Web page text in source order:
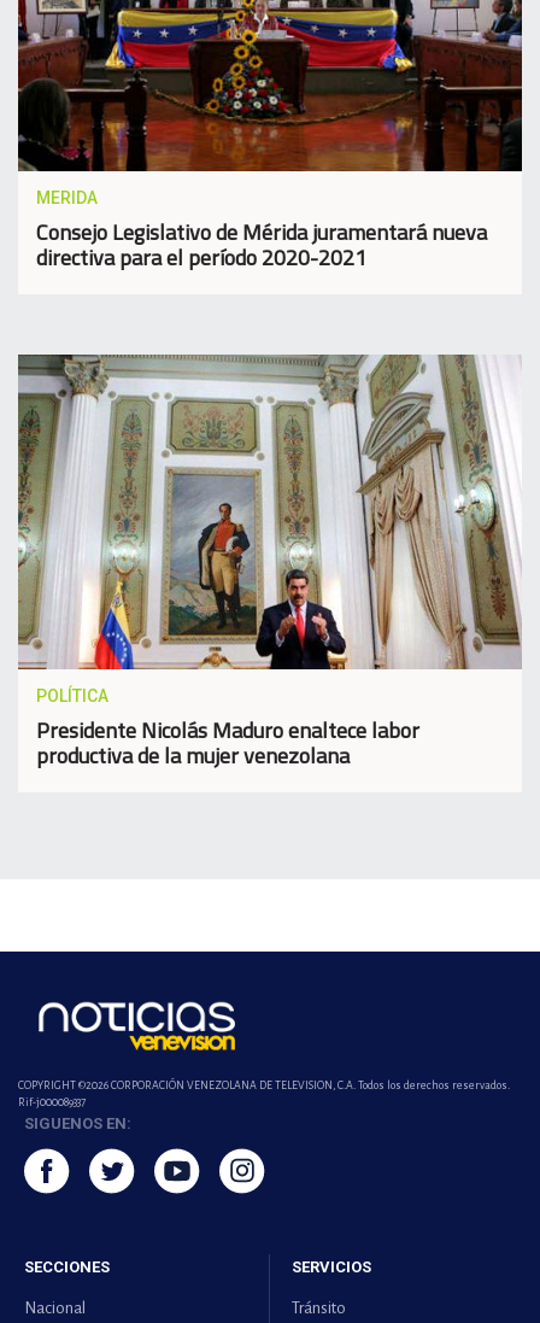
MERIDA
Consejo Legislativo de Mérida juramentará nueva
directiva para el período 2020-2021
POLÍTICA
Presidente Nicolás Maduro enaltece labor
productiva de la mujer venezolana
COPYRIGHT ©2026 CORPORACIÓN VENEZOLANA DE TELEVISION, C.A. Todos los derechos reservados.
Rif-j000089337
SIGUENOS EN:
SECCIONES
Nacional
SERVICIOS
Tránsito